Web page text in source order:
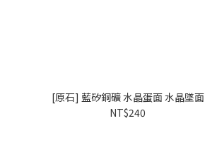
[原石] 藍矽銅礦 水晶蛋面 水晶墜面
NT$240